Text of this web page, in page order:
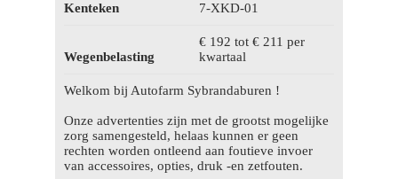
Kenteken 7-XKD-01
Wegenbelasting
€ 192 tot € 211 per
kwartaal
Welkom bij Autofarm Sybrandaburen !
Onze advertenties zijn met de grootst mogelijke
zorg samengesteld, helaas kunnen er geen
rechten worden ontleend aan foutieve invoer
van accessoires, opties, druk -en zetfouten.